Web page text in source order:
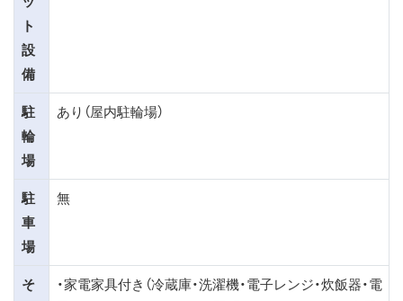
ト
設
備
駐
輪
場
あり（屋内駐輪場）
駐
車
場
無
そ
・家電家具付き（冷蔵庫・洗濯機・電子レンジ・炊飯器・電